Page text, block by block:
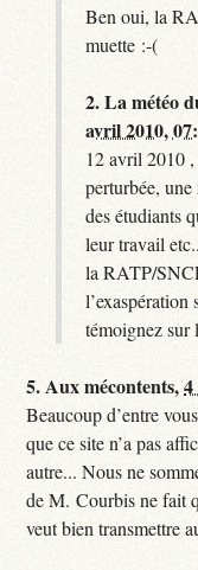
Ben oui, la
muette :-(
2.La météo
avril 2010,
12 avril 2010
perturbée, une
des étudiants
leur travail etc..
la RATP/
témoignez
5.Aux mécontents,
Beaucoup d’entre
que ce site n’a pas
autre... Nous ne
de M. Courbis ne fait
veut bien transmettre